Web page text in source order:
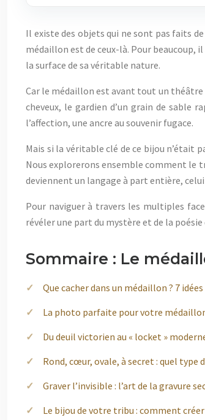
Il existe des objets qui ne sont pas faits
médaillon est de ceux-là. Pour beaucoup,
la surface de sa véritable nature.
Car le médaillon est avant tout un théâtre
cheveux, le gardien d’un grain de sable
l’affection, une ancre au souvenir fugace.
Mais si la véritable clé de ce bijou n’était
Nous explorerons ensemble comment le
deviennent un langage à part entière,
Pour naviguer à travers les multiples
révéler une part du mystère et de la
Sommaire : Le
Que cacher dans un médaillon ? 7
La photo parfaite pour votre
Du deuil victorien au « locket »
Rond, cœur, ovale, à secret : quel
Graver l’invisible : l’art de la gravure
Le bijou de votre tribu : comment